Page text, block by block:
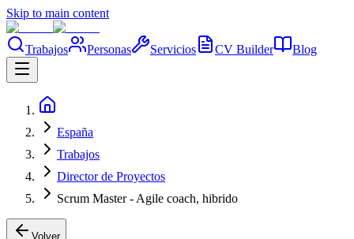
Skip to main content
Trabajos Personas Servicios CV Builder Blog
España
Trabajos
Director de Proyectos
Scrum Master - Agile coach, hibrido
Volver